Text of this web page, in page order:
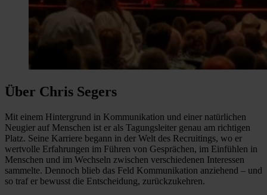
Über Chris Segers
Mit einem Hintergrund in Kommunikation und einer natürlichen
Neugier auf Menschen ist er als Tagungsleiter genau am richtigen
Platz. Seine Karriere begann in der Welt des Recruitings, wo er
wertvolle Erfahrungen im Führen von Gesprächen, im Einfühlen in
Menschen und im Wechseln zwischen verschiedenen Interessen
sammelte. Dennoch blieb das Feld Kommunikation anziehend – und
so traf er bewusst die Entscheidung, zurückzukehren.